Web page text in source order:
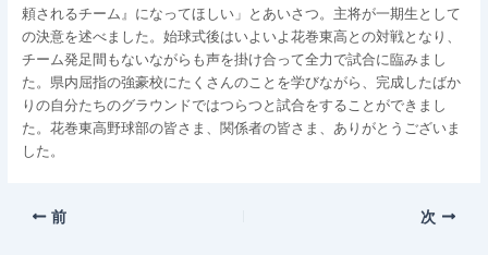
頼されるチーム』になってほしい」とあいさつ。主将が一期生として
の決意を述べました。始球式後はいよいよ花巻東高との対戦となり、
チーム発足間もないながらも声を掛け合って全力で試合に臨みまし
た。県内屈指の強豪校にたくさんのことを学びながら、完成したばか
りの自分たちのグラウンドではつらつと試合をすることができまし
た。花巻東高野球部の皆さま、関係者の皆さま、ありがとうございま
した。
前 次